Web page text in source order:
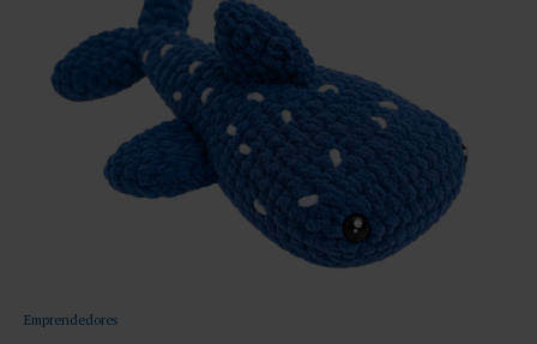
Emprendedores